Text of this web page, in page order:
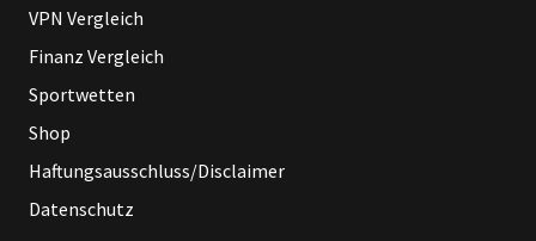
VPN Vergleich
Finanz Vergleich
Sportwetten
Shop
Haftungsausschluss/Disclaimer
Datenschutz